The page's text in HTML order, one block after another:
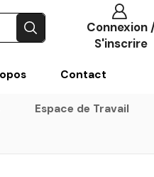
Connexion
S'inscrire
Contact
Espace de Travail